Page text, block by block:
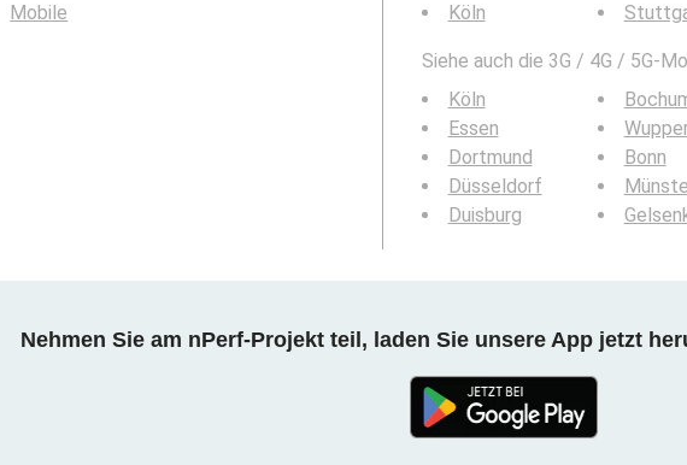
Mobile
Köln
Siehe auch die 3G / 4G / 5G-
Köln
Essen
Dortmund
Düsseldorf
Duisburg
Bonn
Nehmen Sie am nPerf-Projekt teil, laden Sie unsere App jetzt